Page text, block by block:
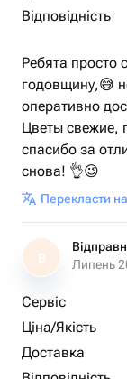
Відповідність
Ребята
годовщину,😅
оперативно
Цветы свежие,
спасибо за
снова! 👌😉
Перекласти
В
Липень
Сервіс
Ціна/Якість
Доставка